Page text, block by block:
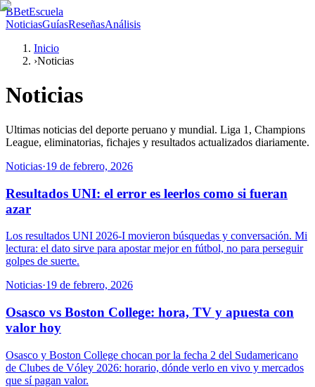
BBetEscuela
NoticiasGuíasReseñasAnálisis
Inicio
›Noticias
Noticias
Ultimas noticias del deporte peruano y mundial. Liga 1, Champions
League, eliminatorias, fichajes y resultados actualizados diariamente.
Noticias·19 de febrero, 2026
Resultados UNI: el error es leerlos como si fueran
azar
Los resultados UNI 2026-I movieron búsquedas y conversación. Mi
lectura: el dato sirve para apostar mejor en fútbol, no para perseguir
golpes de suerte.
Noticias·19 de febrero, 2026
Osasco vs Boston College: hora, TV y apuesta con
valor hoy
Osasco y Boston College chocan por la fecha 2 del Sudamericano
de Clubes de Vóley 2026: horario, dónde verlo en vivo y mercados
que sí pagan valor.